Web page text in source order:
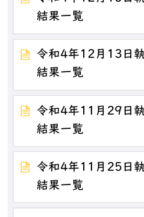
結果一覧
令和4年12月13日
結果一覧
令和4年11月29日
結果一覧
令和4年11月25日
結果一覧